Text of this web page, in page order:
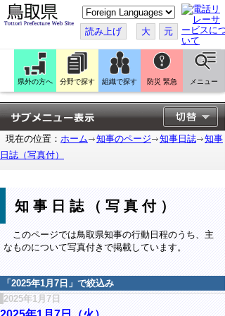
こ
の
ペ
ー
ジ
翻
訳
す
る
読み上げ 大 元
県外の方へ 分野で探す 組織で探す 防災 緊急 メニュー
現在の位置： ホーム 知事のページ 知事日誌
知事
日誌（写真付）
知事日誌（写真付）
このページでは鳥取県知事の行動日程のうち、主
なものについて写真付きで掲載しています。
「 2025年1月7日 」で絞込み
2025年1月7日